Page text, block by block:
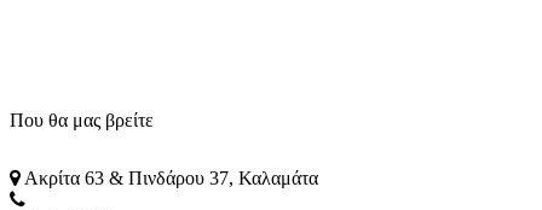
Που θα μας βρείτε
Ακρίτα 63 & Πινδάρου 37, Καλαμάτα